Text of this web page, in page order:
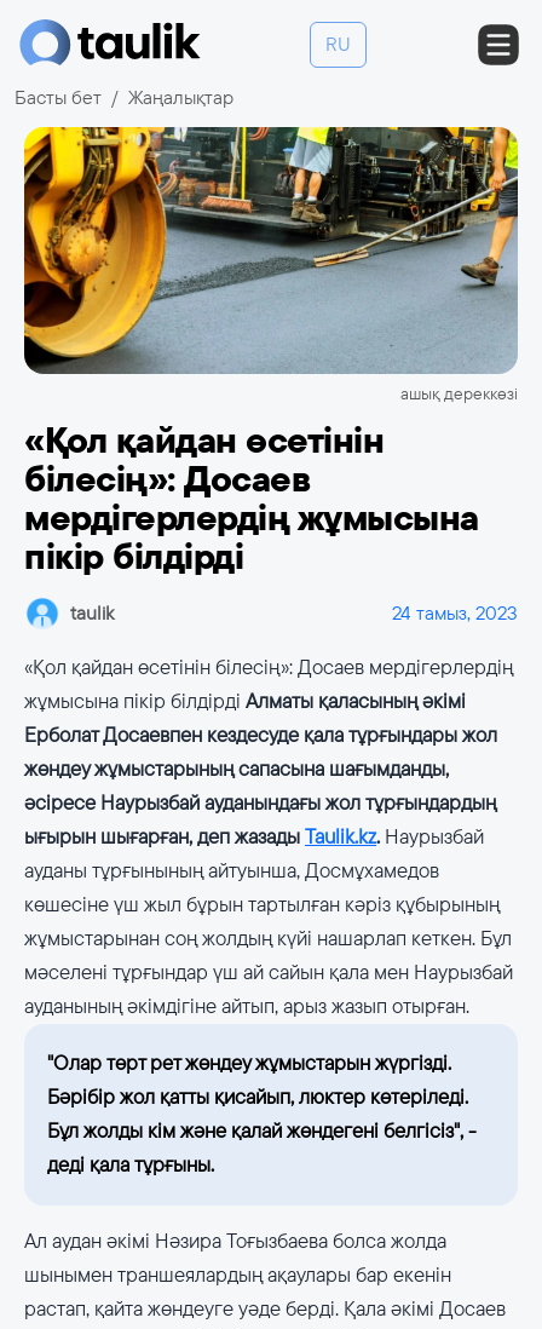
RU
Басты бет Жаңалықтар
ашық дереккөзі
«Қол қайдан өсетінін
білесің»: Досаев
мердігерлердің жұмысына
пікір білдірді
taulik 24 тамыз, 2023
«Қол қайдан өсетінін білесің»: Досаев мердігерлердің
жұмысына пікір білдірді Алматы қаласының әкімі
Ерболат Досаевпен кездесуде қала тұрғындары жол
жөндеу жұмыстарының сапасына шағымданды,
әсіресе Наурызбай ауданындағы жол тұрғындардың
ығырын шығарған, деп жазадыTaulik.kz. Наурызбай
ауданы тұрғынының айтуынша, Досмұхамедов
көшесіне үш жыл бұрын тартылған кәріз құбырының
жұмыстарынан соң жолдың күйі нашарлап кеткен. Бұл
мәселені тұрғындар үш ай сайын қала мен Наурызбай
ауданының әкімдігіне айтып, арыз жазып отырған.
"Олар төрт рет жөндеу жұмыстарын жүргізді.
Бәрібір жол қатты қисайып, люктер көтеріледі.
Бұл жолды кім және қалай жөндегені белгісіз", -
деді қала тұрғыны.
Ал аудан әкімі Нәзира Тоғызбаева болса жолда
шынымен траншеялардың ақаулары бар екенін
растап, қайта жөндеуге уәде берді. Қала әкімі Досаев